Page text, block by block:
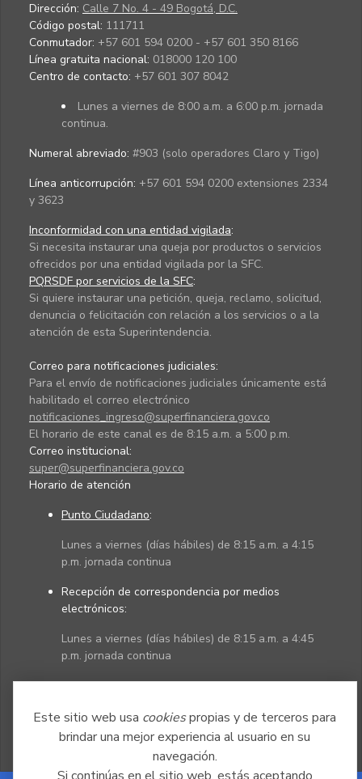
Este sitio web usa cookiespropias y de terceros para
brindar una mejor experiencia al usuario en su
navegación.
Dirección: Calle 7 No. 4 - 49 Bogotá, D.C.
Código postal: 111711
Conmutador: +57 601 594 0200 - +57 601 350 8166
Línea gratuita nacional: 018000 120 100
Centro de contacto: +57 601 307 8042
Lunes a viernes de 8:00 a.m. a 6:00 p.m. jornada
continua.
Numeral abreviado: #903 (solo operadores Claro y Tigo)
Línea anticorrupción: +57 601 594 0200 extensiones 2334
y 3623
Inconformidad con una entidad vigilada:
Si necesita instaurar una queja por productos o servicios
ofrecidos por una entidad vigilada por la SFC.
PQRSDF por servicios de la SFC:
Si quiere instaurar una petición, queja, reclamo, solicitud,
denuncia o felicitación con relación a los servicios o a la
atención de esta Superintendencia.
Correo para notificaciones judiciales:
Para el envío de notificaciones judiciales únicamente está
habilitado el correo electrónico
notificaciones_ingreso@superfinanciera.gov.co
El horario de este canal es de 8:15 a.m. a 5:00 p.m.
Correo institucional:
super@superfinanciera.gov.co
Horario de atención
Punto Ciudadano:
Lunes a viernes (días hábiles) de 8:15 a.m. a 4:15
p.m. jornada continua
Recepción de correspondencia por medios
electrónicos:
Lunes a viernes (días hábiles) de 8:15 a.m. a 4:45
p.m. jornada continua